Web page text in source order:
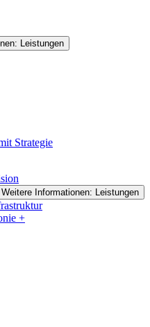
Leistungen
Weitere Informationen: Leistungen
+